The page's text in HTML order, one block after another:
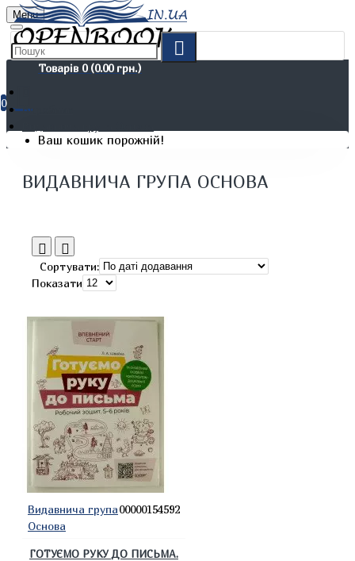
Menu
Товарів 0 (0.00 грн.)
0
Ваш кошик порожній!
Виробник
ВИДАВНИЧА ГРУПА ОСНОВА
Сортувати:
Показати
Видавнича група
Основа
00000154592
ГОТУЄМО РУКУ ДО ПИСЬМА.